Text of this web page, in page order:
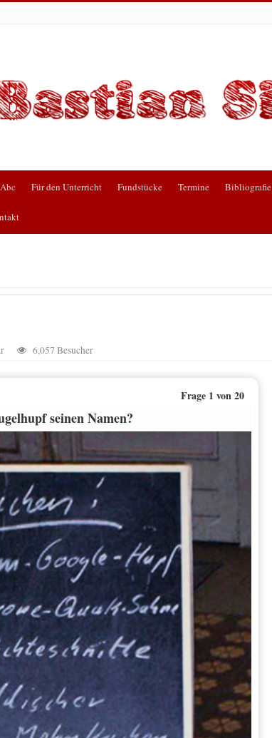
Abc Für den Unterricht Fundstücke Termine Bibliografie
6,057 Besucher
Frage 1 von20
seinen Namen?